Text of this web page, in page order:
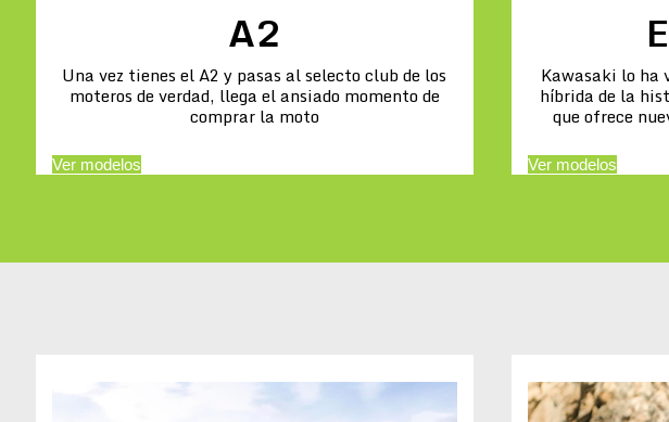
A2
Una vez tienes el A2 y pasas al selecto club de los
moteros de verdad, llega el ansiado momento de
comprar la moto
Ver modelos
Kawasaki lo ha
híbrida de la
que ofrece
Ver modelos